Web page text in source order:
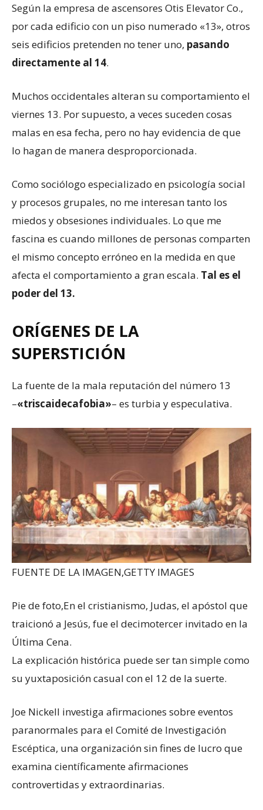
Según la empresa de ascensores Otis Elevator Co.,
por cada edificio con un piso numerado «13», otros
seis edificios pretenden no tener uno, pasando
directamente al 14.
Muchos occidentales alteran su comportamiento el
viernes 13. Por supuesto, a veces suceden cosas
malas en esa fecha, pero no hay evidencia de que
lo hagan de manera desproporcionada.
Como sociólogo especializado en psicología social
y procesos grupales, no me interesan tanto los
miedos y obsesiones individuales. Lo que me
fascina es cuando millones de personas comparten
el mismo concepto erróneo en la medida en que
afecta el comportamiento a gran escala. Tal es el
poder del 13.
ORÍGENES DE LA
SUPERSTICIÓN
La fuente de la mala reputación del número 13
–«triscaidecafobia»– es turbia y especulativa.
FUENTE DE LA IMAGEN,GETTY IMAGES
Pie de foto,En el cristianismo, Judas, el apóstol que
traicionó a Jesús, fue el decimotercer invitado en la
Última Cena.
La explicación histórica puede ser tan simple como
su yuxtaposición casual con el 12 de la suerte.
Joe Nickell investiga afirmaciones sobre eventos
paranormales para el Comité de Investigación
Escéptica, una organización sin fines de lucro que
examina científicamente afirmaciones
controvertidas y extraordinarias.